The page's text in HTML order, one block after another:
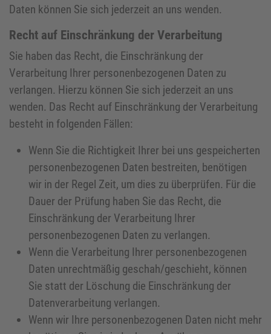
Daten können Sie sich jederzeit an uns wenden.
Recht auf Einschränkung der Verarbeitung
Sie haben das Recht, die Einschränkung der
Verarbeitung Ihrer personenbezogenen Daten zu
verlangen. Hierzu können Sie sich jederzeit an uns
wenden. Das Recht auf Einschränkung der Verarbeitung
besteht in folgenden Fällen:
Wenn Sie die Richtigkeit Ihrer bei uns gespeicherten
personenbezogenen Daten bestreiten, benötigen
wir in der Regel Zeit, um dies zu überprüfen. Für die
Dauer der Prüfung haben Sie das Recht, die
Einschränkung der Verarbeitung Ihrer
personenbezogenen Daten zu verlangen.
Wenn die Verarbeitung Ihrer personenbezogenen
Daten unrechtmäßig geschah/geschieht, können
Sie statt der Löschung die Einschränkung der
Datenverarbeitung verlangen.
Wenn wir Ihre personenbezogenen Daten nicht mehr